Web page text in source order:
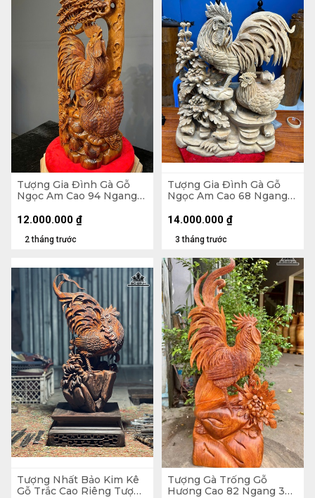
Tượng Gia Đình Gà Gỗ
Ngọc Am Cao 94 Ngang
2 tháng trước
12.000.000 ₫
Tượng Gia Đình Gà Gỗ
Ngọc Am Cao 68 Ngang
3 tháng trước
14.000.000 ₫
Tượng Nhất Bảo Kim Kê
Gỗ Trắc Cao Riêng Tượng
Tượng Gà Trống Gỗ
Hương Cao 82 Ngang 36